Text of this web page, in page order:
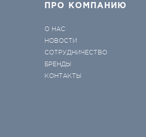
ПРО КОМПАНИЮ
О НАС
НОВОСТИ
СОТРУДНИЧЕСТВО
БРЕНДЫ
КОНТАКТЫ